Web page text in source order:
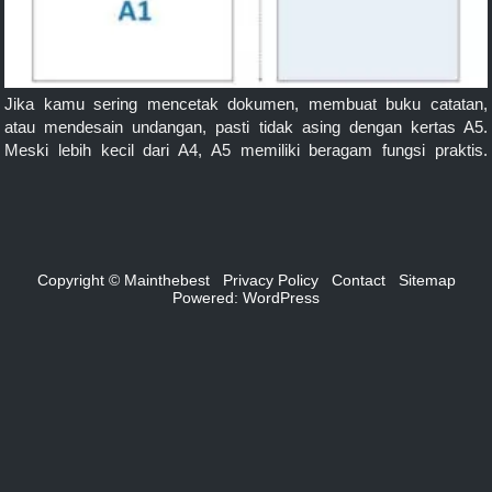
Jika kamu sering mencetak dokumen, membuat buku catatan,
atau mendesain undangan, pasti tidak asing dengan kertas A5.
Meski lebih kecil dari A4, A5 memiliki beragam fungsi praktis.
Copyright © Mainthebest Privacy Policy Contact
Sitemap
Powered: WordPress